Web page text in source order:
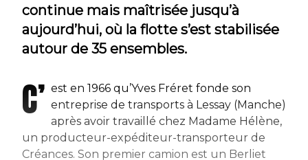
continue mais maîtrisée jusqu’à
aujourd’hui, où la flotte s’est stabilisée
autour de 35 ensembles.
C’ est en 1966 qu’Yves Fréret fonde son
entreprise de transports à Lessay (Manche)
après avoir travaillé chez Madame Hélène,
un producteur-expéditeur-transporteur de
Créances. Son premier camion est un Berliet